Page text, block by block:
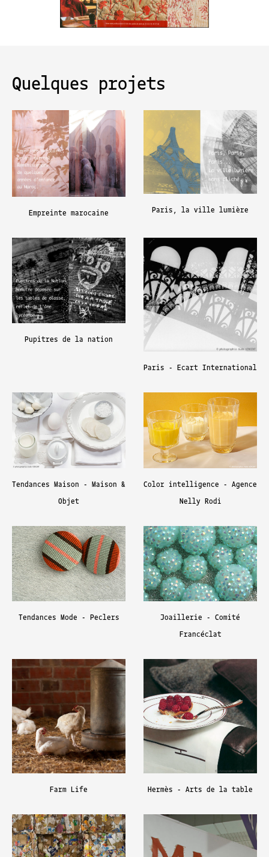
Quelques projets
Empreinte marocaine Paris, la ville lumière
Pupitres de la nation
Paris - Ecart International
Tendances Maison - Maison &
Objet
Color intelligence - Agence
Nelly Rodi
Tendances Mode - Peclers
Joaillerie - Comité
Francéclat
Farm Life Hermès - Arts de la table